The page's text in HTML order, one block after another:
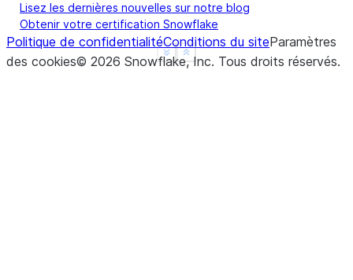
Show less
See more
Lisez les dernières nouvelles sur notre blog
Obtenir votre certification Snowflake
Politique de confidentialitéConditions du siteParamètres
des cookies© 2026 Snowflake, Inc. Tous droits réservés.